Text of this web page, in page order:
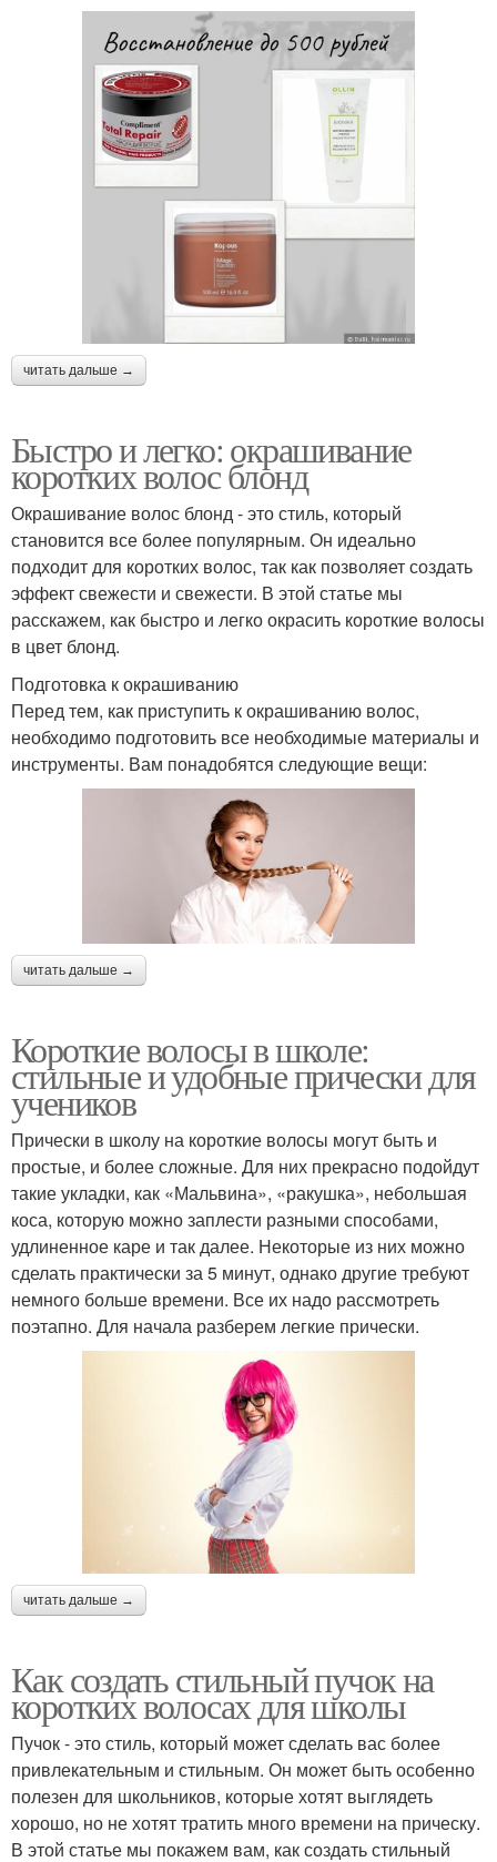
читать дальше →
Быстро и легко: окрашивание
коротких волос блонд
Окрашивание волос блонд - это стиль, который
становится все более популярным. Он идеально
подходит для коротких волос, так как позволяет создать
эффект свежести и свежести. В этой статье мы
расскажем, как быстро и легко окрасить короткие волосы
в цвет блонд.
Подготовка к окрашиванию
Перед тем, как приступить к окрашиванию волос,
необходимо подготовить все необходимые материалы и
инструменты. Вам понадобятся следующие вещи:
читать дальше →
Короткие волосы в школе:
стильные и удобные прически для
учеников
Прически в школу на короткие волосы могут быть и
простые, и более сложные. Для них прекрасно подойдут
такие укладки, как «Мальвина», «ракушка», небольшая
коса, которую можно заплести разными способами,
удлиненное каре и так далее. Некоторые из них можно
сделать практически за 5 минут, однако другие требуют
немного больше времени. Все их надо рассмотреть
поэтапно. Для начала разберем легкие прически.
читать дальше →
Как создать стильный пучок на
коротких волосах для школы
Пучок - это стиль, который может сделать вас более
привлекательным и стильным. Он может быть особенно
полезен для школьников, которые хотят выглядеть
хорошо, но не хотят тратить много времени на прическу.
В этой статье мы покажем вам, как создать стильный